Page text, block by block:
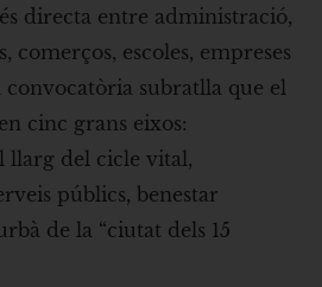
directa entre administració,
comerços, escoles, empreses
convocatòria subratlla que el
cinc grans eixos:
llarg del cicle vital,
públics, benestar
de la “ciutat dels 15